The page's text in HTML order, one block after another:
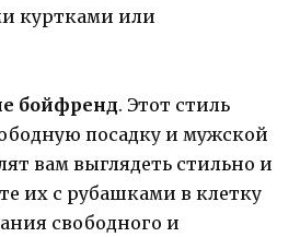
куртками или
бойфренд. Этот стиль
посадку и мужской
вам выглядеть стильно и
их с рубашками в клетку
свободного и